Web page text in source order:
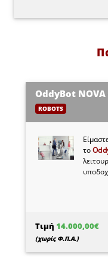
OddyBot
ROBOTS
το
Τιμή 14.000,00€
(χωρίς Φ.Π.Α.)